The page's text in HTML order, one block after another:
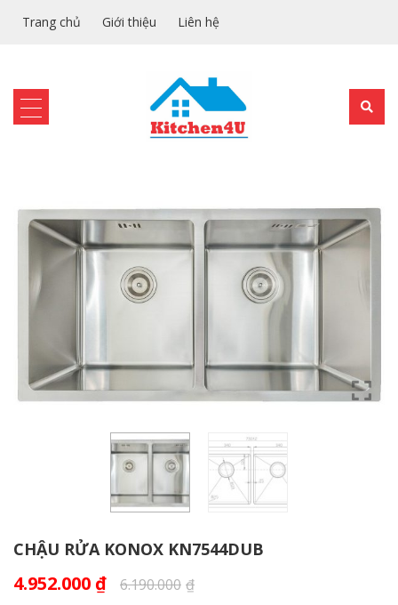
Trang chủ Giới thiệu Liên hệ
CHẬU RỬA KONOX KN7544DUB
4.952.000 ₫ 6.190.000 ₫